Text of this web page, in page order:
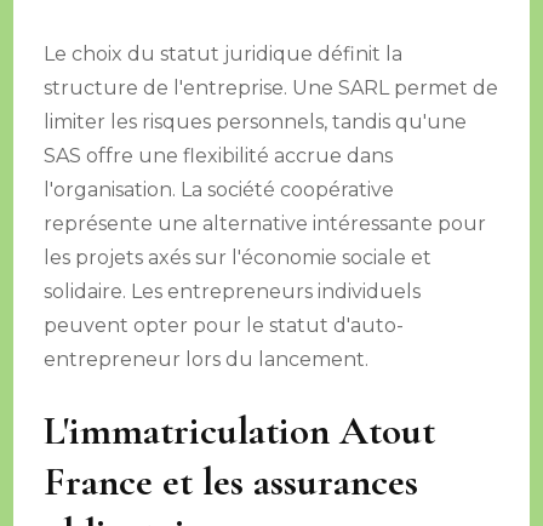
Le choix du statut juridique définit la
structure de l'entreprise. Une SARL permet de
limiter les risques personnels, tandis qu'une
SAS offre une flexibilité accrue dans
l'organisation. La société coopérative
représente une alternative intéressante pour
les projets axés sur l'économie sociale et
solidaire. Les entrepreneurs individuels
peuvent opter pour le statut d'auto-
entrepreneur lors du lancement.
L'immatriculation Atout
France et les assurances